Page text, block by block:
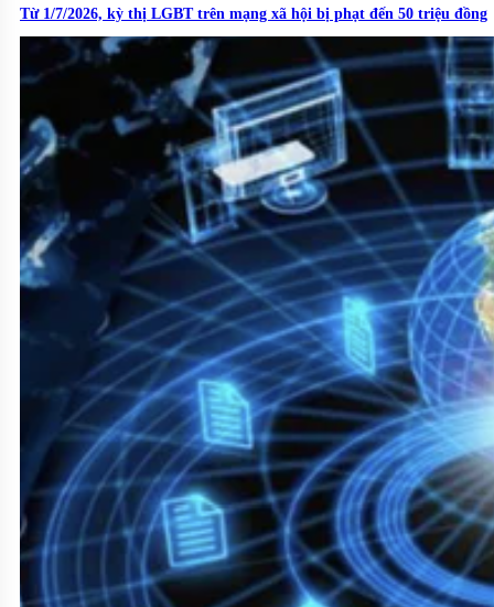
Từ 1/7/2026, kỳ thị LGBT trên mạng xã hội bị phạt đến 50 triệu đồng